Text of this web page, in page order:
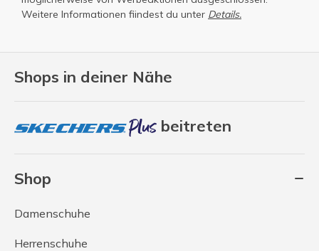
Shops in deiner Nähe
beitreten
Shop
Damenschuhe
Herrenschuhe
Weitere Informationen fiindest du unter Details.